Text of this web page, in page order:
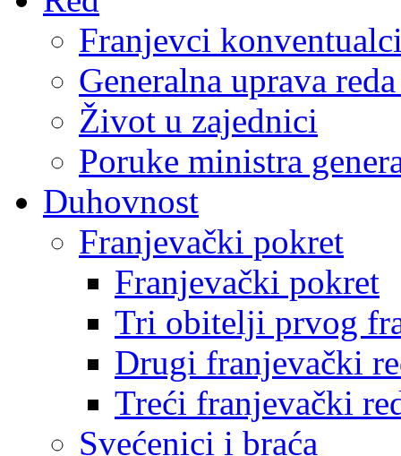
Franjevci
Generalna uprava
Život u zajednici
Poruke ministra
Duhovnost
Franjevački pokret
Franjevački pokret
Tri obitelji prvog
Drugi franjevački
Treći franjevački
Svećenici i braća